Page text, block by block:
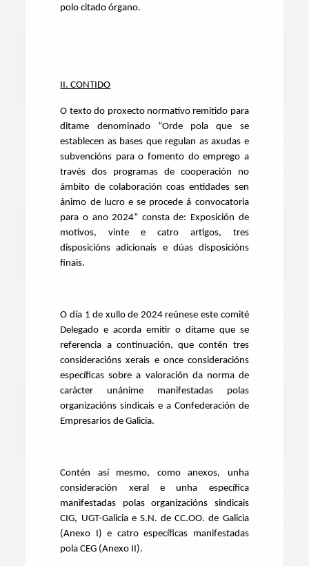
polo citado órgano.
II. CONTIDO
O texto do proxecto normativo remitido para
ditame denominado “Orde pola que se
establecen as bases que regulan as axudas e
subvencións para o fomento do emprego a
través dos programas de cooperación no
ámbito de colaboración coas entidades sen
ánimo de lucro e se procede á convocatoria
para o ano 2024” consta de: Exposición de
motivos, vinte e catro artigos, tres
disposicións adicionais e dúas disposicións
finais.
O día 1 de xullo de 2024 reúnese este comité
Delegado e acorda emitir o ditame que se
referencia a continuación, que contén tres
consideracións xerais e once consideracións
específicas sobre a valoración da norma de
carácter unánime manifestadas polas
organizacións sindicais e a Confederación de
Empresarios de Galicia.
Contén así mesmo, como anexos, unha
consideración xeral e unha específica
manifestadas polas organizacións sindicais
CIG, UGT-Galicia e S.N. de CC.OO. de Galicia
(Anexo I) e catro específicas manifestadas
pola CEG (Anexo II).